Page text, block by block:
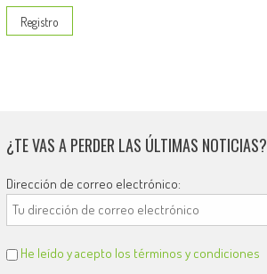
¿TE VAS A PERDER LAS ÚLTIMAS NOTICIAS?
Dirección de correo electrónico:
He leído y acepto los términos y condiciones